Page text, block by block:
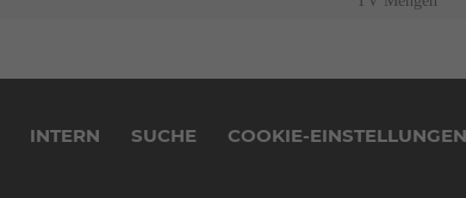
INTERN SUCHE COOKIE-EINSTELLUNGEN